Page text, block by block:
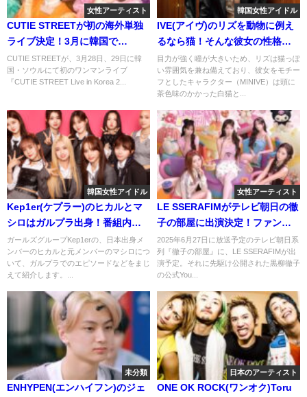
女性アーティスト
CUTIE STREET︎︎が初の海外単独
ライブ決定！3月に韓国で
2DAYS！
CUTIE STREETが、3月28日、29日に韓
国・ソウルにて初のワンマンライブ
『CUTIE STREET Live in Korea 2...
韓国女性アイドル
IVE(アイヴ)のリズを動物に例え
るなら猫！そんな彼女の性格や
行動についてまとめてみる！
目力が強く瞳が大きいため、リズは猫っぽ
い雰囲気を兼ね備えており、彼女をモチー
フとしたキャラクター（MINIVE）は頭に
茶色味のかかった白猫と...
韓国女性アイドル
Kep1er(ケプラー)のヒカルとマ
シロはガルプラ出身！番組内容
や最終順位はどうだったかを振
り返ってみる！
ガールズグループKep1erの、日本出身メ
ンバーのヒカルと元メンバーのマシロにつ
いて、ガルプラでのエピソードなどをまじ
えて紹介します。...
女性アーティスト
LE SSERAFIMがテレビ朝日の徹
子の部屋に出演決定！ファンの
反応は？
2025年6月27日に放送予定のテレビ朝日系
列『徹子の部屋』に、LE SSERAFIMが出
演予定。それに先駆け公開された黒柳徹子
の公式You...
未分類
ENHYPEN(エンハイフン)のジェ
日本のアーティスト
ONE OK ROCK(ワンオク)Toru